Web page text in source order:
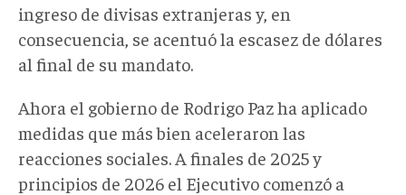
ingreso de divisas extranjeras y, en
consecuencia, se acentuó la escasez de dólares
al final de su mandato.
Ahora el gobierno de Rodrigo Paz ha aplicado
medidas que más bien aceleraron las
reacciones sociales. A finales de 2025 y
principios de 2026 el Ejecutivo comenzó a